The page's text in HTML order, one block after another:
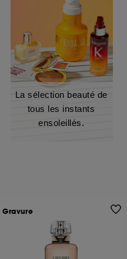
La sélection beauté de
tous les instants
ensoleillés.
Gravure